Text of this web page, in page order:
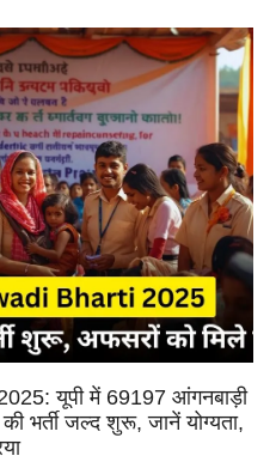
यूपी में 69197 आंगनबाड़ी
भर्ती जल्द शुरू, जानें योग्यता,